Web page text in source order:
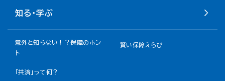
知る・学ぶ
意外と知らない！？保障のホン
ト
賢い保障えらび
「共済」って何？